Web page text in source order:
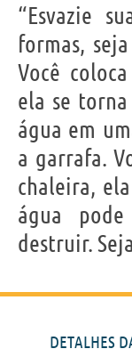
“Esvazie
formas,
Você
ela se
água em
a garrafa.
chaleira,
água
destruir.
DETALHES